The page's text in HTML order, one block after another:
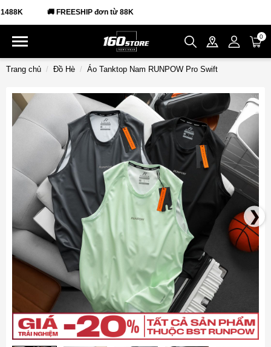
🚚 FREESHIP đơn từ 88K
0
Trang chủ Đồ Hè Áo Tanktop Nam RUNPOW Pro Swift